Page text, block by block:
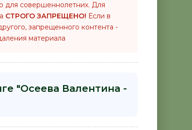
для совершеннолетних. Для
СТРОГО ЗАПРЕЩЕНО! Если в
запрещенного контента -
материала
"Осеева Валентина -